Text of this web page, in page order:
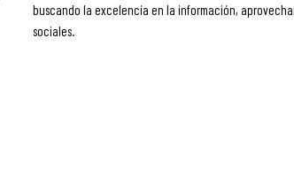
buscando la excelencia en la información,
sociales.